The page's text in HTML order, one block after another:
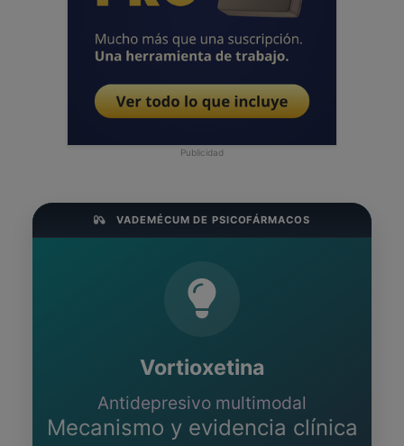
Publicidad
VADEMÉCUM DE PSICOFÁRMACOS
Vortioxetina
Antidepresivo multimodal
Mecanismo y evidencia clínica